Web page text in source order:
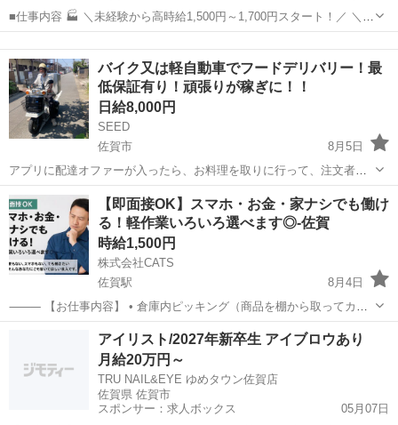
■仕事内容 🏭 ＼未経験から高時給1,500円～1,700円スタート！／ ＼土
日祝休みでプライベートも充実！／ ＼日払いOK！急な出費があると
きも安心！／ 半導体をつくるために使用される製造装置の組立や、...
バイク又は軽自動車でフードデリバリー！最
低保証有り！頑張りが稼ぎに！！
日給8,000円
SEED
佐賀市
8月5日
アプリに配達オファーが入ったら、お料理を取りに行って、注文者に
配達をするお仕事です。 現金の取り扱いは有りません。 勤務時間は11
時〜15時と17時~21時の計8時間 ・日給保証¥8000(10件まで)+インセン
ティブ...
佐賀 佐賀市 ドライバー
【即面接OK】スマホ・お金・家ナシでも働け
る！軽作業いろいろ選べます◎-佐賀
時給1,500円
株式会社CATS
佐賀駅
8月4日
⸻ 【お仕事内容】 • 倉庫内ピッキング（商品を棚から取ってカゴ
へ） • 小物部品や医療機器の組立・検査・梱包 • ラベル貼り・シール
貼り・仕分け作業など • 座り作業やライン補助などもあり！ ▶...
佐賀市 佐賀駅 仕分け ライン
アイリスト/2027年新卒生 アイブロウあり
月給20万円～
TRU NAIL&EYE ゆめタウン佐賀店
佐賀県 佐賀市
スポンサー：求人ボックス
05月07日